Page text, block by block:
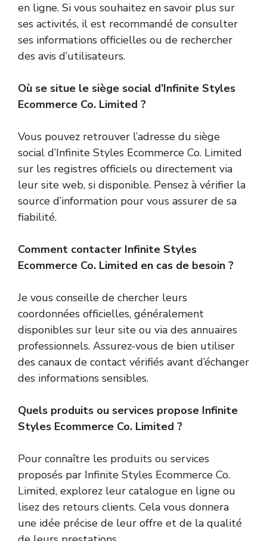
en ligne. Si vous souhaitez en savoir plus sur
ses activités, il est recommandé de consulter
ses informations officielles ou de rechercher
des avis d’utilisateurs.
Où se situe le siège social d’Infinite Styles
Ecommerce Co. Limited ?
Vous pouvez retrouver l’adresse du siège
social d’Infinite Styles Ecommerce Co. Limited
sur les registres officiels ou directement via
leur site web, si disponible. Pensez à vérifier la
source d’information pour vous assurer de sa
fiabilité.
Comment contacter Infinite Styles
Ecommerce Co. Limited en cas de besoin ?
Je vous conseille de chercher leurs
coordonnées officielles, généralement
disponibles sur leur site ou via des annuaires
professionnels. Assurez-vous de bien utiliser
des canaux de contact vérifiés avant d’échanger
des informations sensibles.
Quels produits ou services propose Infinite
Styles Ecommerce Co. Limited ?
Pour connaître les produits ou services
proposés par Infinite Styles Ecommerce Co.
Limited, explorez leur catalogue en ligne ou
lisez des retours clients. Cela vous donnera
une idée précise de leur offre et de la qualité